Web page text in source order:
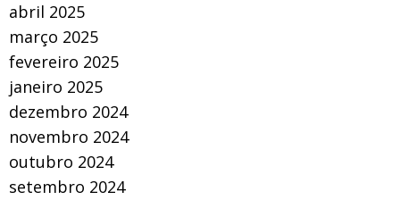
abril 2025
março 2025
fevereiro 2025
janeiro 2025
dezembro 2024
novembro 2024
outubro 2024
setembro 2024